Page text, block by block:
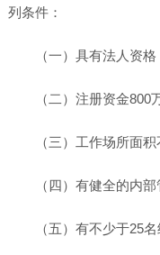
列条件：
（一）具有法人资格
（二）注册资金800
（三）工作场所面
（四）有健全的内
（五）有不少于25